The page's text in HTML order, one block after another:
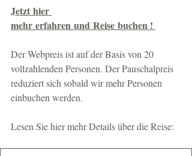
Jetzt hier
mehr erfahren und Reise buchen !
Der Webpreis ist auf der Basis von 20
vollzahlenden Personen. Der Pauschalpreis
reduziert sich sobald wir mehr Personen
einbuchen werden.
Lesen Sie hier mehr Details über die Reise: